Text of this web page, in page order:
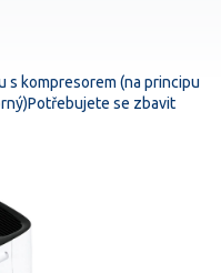
s kompresorem (na principu
se zbavit